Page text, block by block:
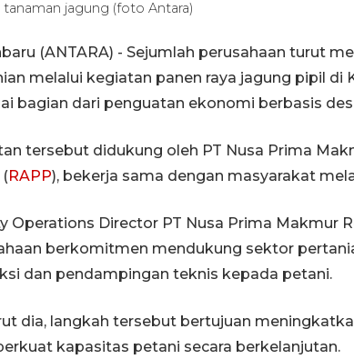
tanaman jagung (foto Antara)
(ANTARA) - Sejumlah perusahaan turut
melalui kegiatan panen raya jagung pipil di
bagian dari penguatan ekonomi berbasis
tersebut didukung oleh PT Nusa Prima
(RAPP), bekerja sama dengan masyarakat
Operations Director PT Nusa Prima Makmur
berkomitmen mendukung sektor
dan pendampingan teknis kepada petani.
dia, langkah tersebut bertujuan
kapasitas petani secara berkelanjutan.